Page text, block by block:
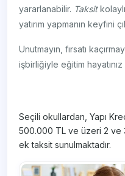
yararlanabilir. Taksit
yatırım yapmanın keyfini
Unutmayın, fırsatı
işbirliğiyle eğitim
Seçili okullardan, Yapı
500.000 TL ve üzeri 2 ve
ek taksit sunulmaktadır.